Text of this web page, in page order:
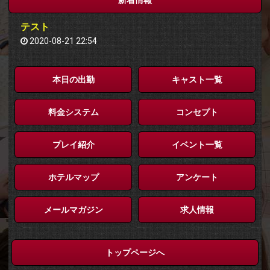
テスト
2020-08-21 22:54
本日の出勤 キャスト一覧
料金システム コンセプト
プレイ紹介 イベント一覧
ホテルマップ アンケート
メールマガジン 求人情報
トップページへ